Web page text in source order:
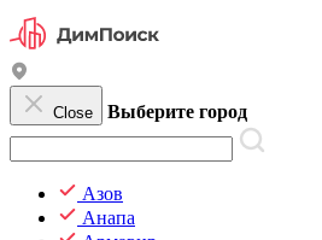
Close Выберите город
Азов
Анапа